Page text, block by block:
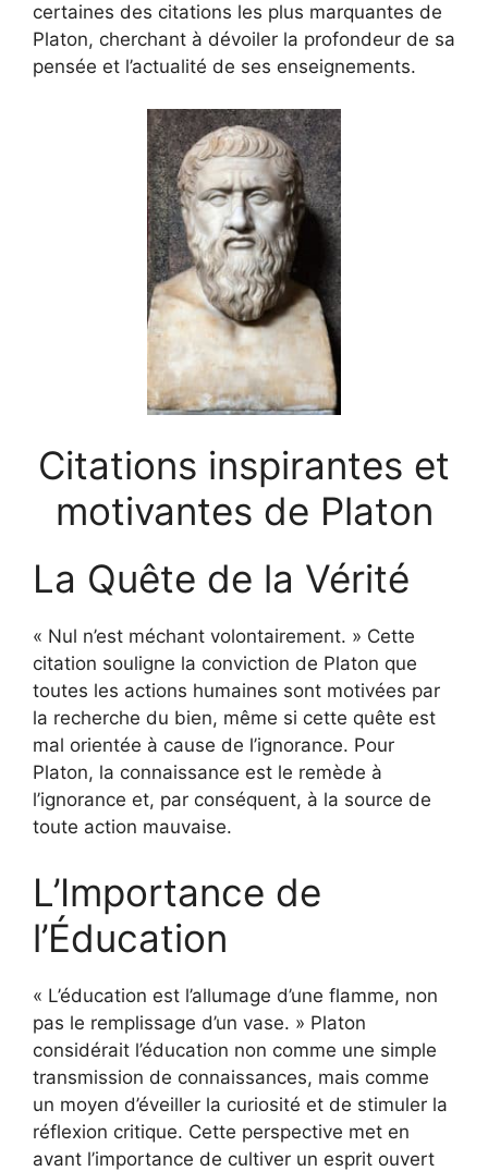
certaines des citations les plus marquantes de
Platon, cherchant à dévoiler la profondeur de sa
pensée et l’actualité de ses enseignements.
Citations inspirantes et
motivantes de Platon
La Quête de la Vérité
« Nul n’est méchant volontairement. » Cette
citation souligne la conviction de Platon que
toutes les actions humaines sont motivées par
la recherche du bien, même si cette quête est
mal orientée à cause de l’ignorance. Pour
Platon, la connaissance est le remède à
l’ignorance et, par conséquent, à la source de
toute action mauvaise.
L’Importance de
l’Éducation
« L’éducation est l’allumage d’une flamme, non
pas le remplissage d’un vase. » Platon
considérait l’éducation non comme une simple
transmission de connaissances, mais comme
un moyen d’éveiller la curiosité et de stimuler la
réflexion critique. Cette perspective met en
avant l’importance de cultiver un esprit ouvert